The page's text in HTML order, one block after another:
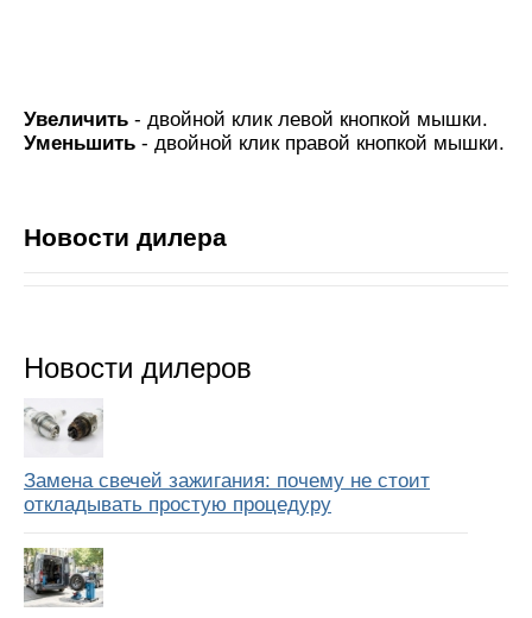
Увеличить - двойной клик левой кнопкой мышки.
Уменьшить - двойной клик правой кнопкой мышки.
Новости дилера
Новости дилеров
Замена свечей зажигания: почему не стоит
откладывать простую процедуру